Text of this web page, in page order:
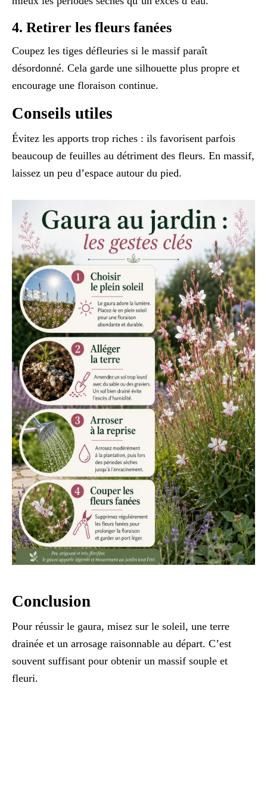
4. Retirer les fleurs fanées
Coupez les tiges défleuries si le massif paraît
désordonné. Cela garde une silhouette plus propre et
encourage une floraison continue.
Conseils utiles
Évitez les apports trop riches : ils favorisent parfois
beaucoup de feuilles au détriment des fleurs. En massif,
laissez un peu d’espace autour du pied.
Conclusion
Pour réussir le gaura, misez sur le soleil, une terre
drainée et un arrosage raisonnable au départ. C’est
souvent suffisant pour obtenir un massif souple et
fleuri.